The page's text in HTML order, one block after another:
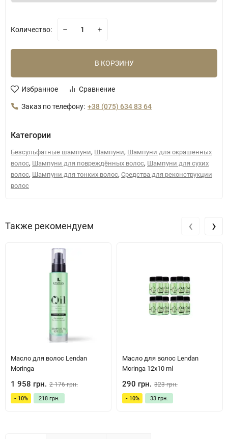
Количество:
В КОРЗИНУ
Избранное Сравнение
Заказ по телефону: +38 (075) 634 83 64
Категории
Безсульфатные шампуни, Шампуни, Шампуни для окрашенных
волос, Шампуни для повреждённых волос, Шампуни для сухих
волос, Шампуни для тонких волос, Средства для реконструкции
волос
Также рекомендуем
Масло для волос Lendan
Moringa
1 958 грн. 2 176 грн.
- 10% 218 грн.
Масло для волос Lendan
Moringa 12х10 ml
290 грн. 323 грн.
- 10% 33 грн.
‹ ›